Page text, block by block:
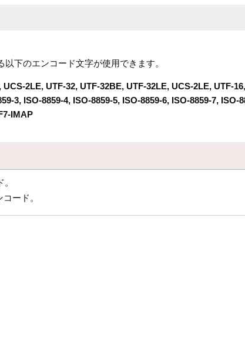
以下のエンコード文字が使用できます。
2LE, UTF-32, UTF-32BE, UTF-32LE, UCS-2LE, UTF-
3, ISO-8859-4, ISO-8859-5, ISO-8859-6, ISO-8859-7,
IMAP
ード。